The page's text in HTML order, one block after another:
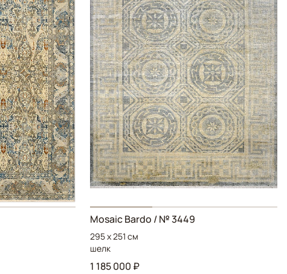
Mosaic Bardo / № 3449
295 x 251 см
шелк
1 185 000 ₽